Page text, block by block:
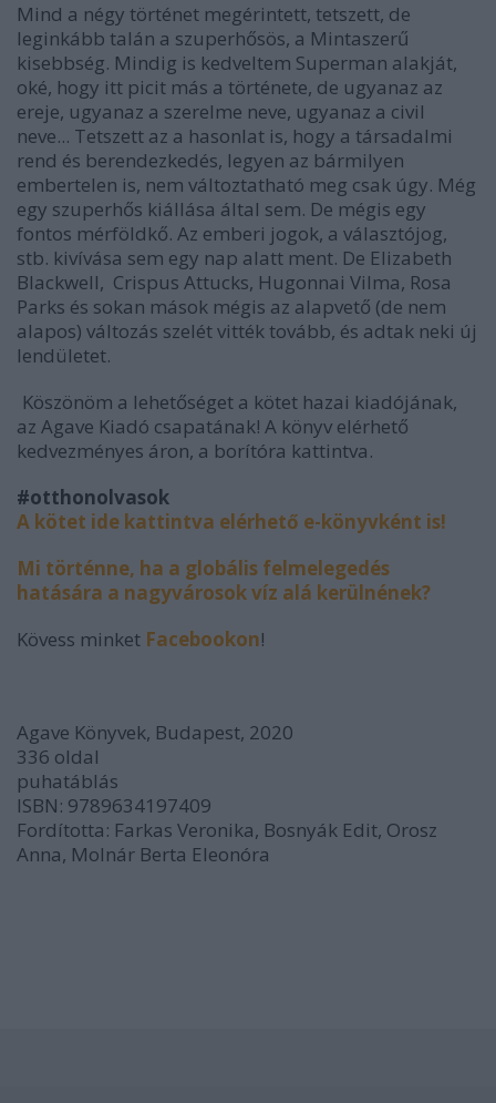
Mind a négy történet megérintett, tetszett, de
leginkább talán a szuperhősös, a Mintaszerű
kisebbség. Mindig is kedveltem Superman alakját,
oké, hogy itt picit más a története, de ugyanaz az
ereje, ugyanaz a szerelme neve, ugyanaz a civil
neve... Tetszett az a hasonlat is, hogy a társadalmi
rend és berendezkedés, legyen az bármilyen
embertelen is, nem változtatható meg csak úgy. Még
egy szuperhős kiállása által sem. De mégis egy
fontos mérföldkő. Az emberi jogok, a választójog,
stb. kivívása sem egy nap alatt ment. De Elizabeth
Blackwell, Crispus Attucks, Hugonnai Vilma, Rosa
Parks és sokan mások mégis az alapvető (de nem
alapos) változás szelét vitték tovább, és adtak neki új
lendületet.
Köszönöm a lehetőséget a kötet hazai kiadójának,
az Agave Kiadó csapatának! A könyv elérhető
kedvezményes áron, a borítóra kattintva.
#otthonolvasok
A kötet ide kattintva elérhető e-könyvként is!
Mi történne, ha a globális felmelegedés
hatására a nagyvárosok víz alá kerülnének?
Kövess minket Facebookon!
Agave Könyvek, Budapest, 2020
336 oldal
puhatáblás
ISBN: 9789634197409
Fordította: Farkas Veronika, Bosnyák Edit, Orosz
Anna, Molnár Berta Eleonóra